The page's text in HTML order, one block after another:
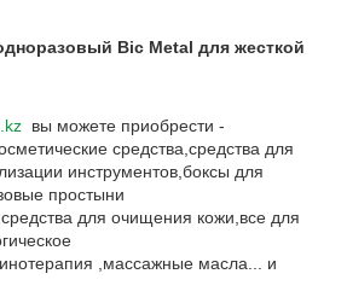
Bic Metal для жесткой
вы можете приобрести -
средства,средства для
инструментов,боксы для
простыни
для очищения кожи,все для
,массажные масла... и